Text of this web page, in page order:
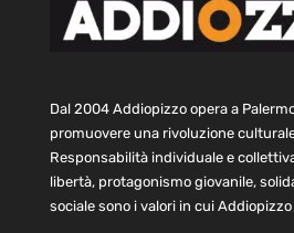
Dal 2004 Addiopizzo opera a
promuovere una rivoluzione
Responsabilità individuale e
libertà, protagonismo giovanile,
sociale sono i valori in cui